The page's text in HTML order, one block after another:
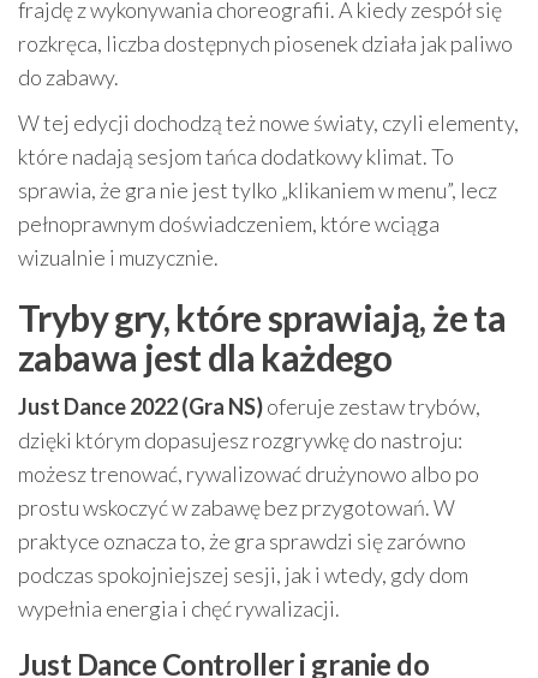
frajdę z wykonywania choreografii. A kiedy zespół się
rozkręca, liczba dostępnych piosenek działa jak paliwo
do zabawy.
W tej edycji dochodzą też nowe światy, czyli elementy,
które nadają sesjom tańca dodatkowy klimat. To
sprawia, że gra nie jest tylko „klikaniem w menu”, lecz
pełnoprawnym doświadczeniem, które wciąga
wizualnie i muzycznie.
Tryby gry, które sprawiają, że ta
zabawa jest dla każdego
Just Dance 2022 (Gra NS)oferuje zestaw trybów,
dzięki którym dopasujesz rozgrywkę do nastroju:
możesz trenować, rywalizować drużynowo albo po
prostu wskoczyć w zabawę bez przygotowań. W
praktyce oznacza to, że gra sprawdzi się zarówno
podczas spokojniejszej sesji, jak i wtedy, gdy dom
wypełnia energia i chęć rywalizacji.
Just Dance Controller i granie do